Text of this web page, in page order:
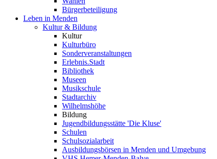
Bürgerbeteiligung
Leben in Menden
Kultur & Bildung
Kultur
Kulturbüro
Sonderveranstaltungen
Erlebnis.Stadt
Bibliothek
Museen
Musikschule
Stadtarchiv
Wilhelmshöhe
Bildung
Jugendbildungsstätte 'Die Kluse'
Schulen
Schulsozialarbeit
Ausbildungsbörsen in Menden und Umgebung